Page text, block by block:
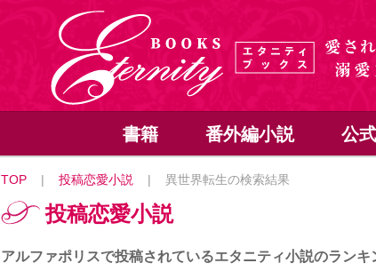
書籍 番外編小説 公
TOP | 投稿恋愛小説 | 異世界転生の検索結果
投稿恋愛小説
アルファポリスで投稿されているエタニティ小説のランキ